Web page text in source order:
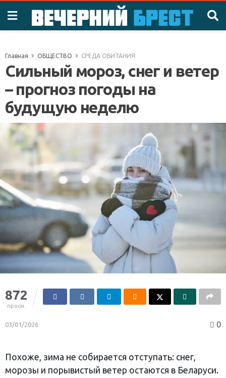
Главная ОБЩЕСТВО СРЕДА ОБИТАНИЯ
Сильный мороз, снег и ветер
– прогноз погоды на
будущую неделю
872
просм.
03/01/2026 0
Похоже, зима не собирается отступать: снег,
морозы и порывистый ветер остаются в Беларуси.